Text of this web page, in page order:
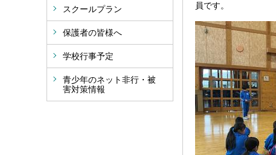
スクールプラン
保護者の皆様へ
学校行事予定
青少年のネット非行・被
害対策情報
員です。